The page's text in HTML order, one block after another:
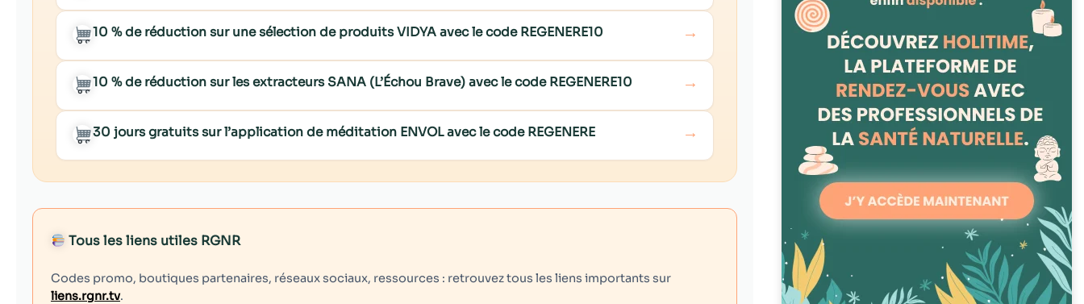
10 % de réduction sur une sélection de produits VIDYA avec le code REGENERE10 →
10 % de réduction sur les extracteurs SANA (L’Échou Brave) avec le code REGENERE10 →
30 jours gratuits sur l’application de méditation ENVOL avec le code REGENERE →
Tous les liens utiles RGNR
Codes promo, boutiques partenaires, réseaux sociaux, ressources : retrouvez tous les liens importants sur
liens.rgnr.tv.